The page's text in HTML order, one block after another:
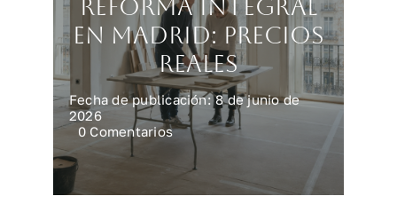
Reforma integral
en Madrid: precios
reales
Fecha de publicación: 8 de junio de
2026
0 Comentarioson
Reforma
integral
Madrid: